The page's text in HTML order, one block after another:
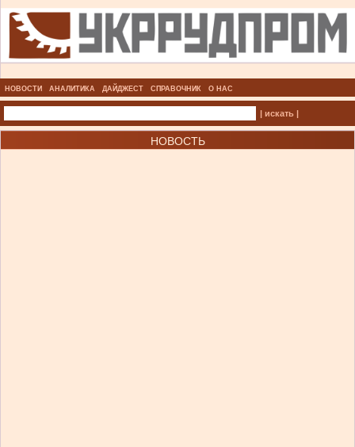
НОВОСТИ АНАЛИТИКА ДАЙДЖЕСТ СПРАВОЧНИК О НАС
| искать |
НОВОСТЬ